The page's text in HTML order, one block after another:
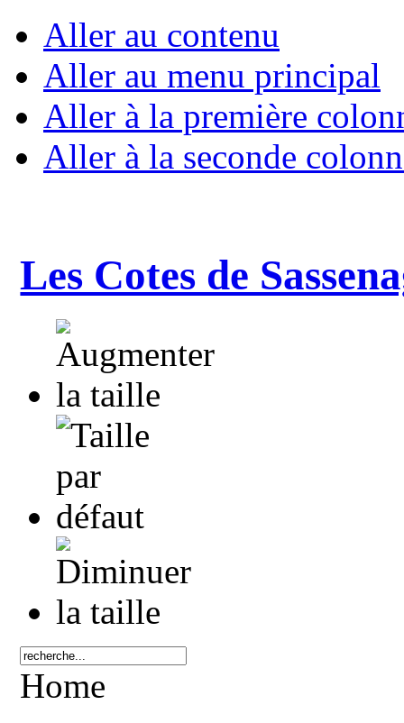
Aller au contenu
Aller au menu principal
Aller à la première
Aller à la seconde
Les Cotes de
Home